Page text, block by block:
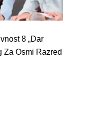
8 „Dar
Za Osmi Razred